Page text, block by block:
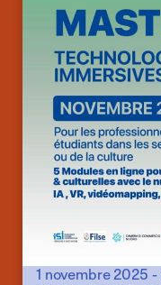
1 novembre 2025 -